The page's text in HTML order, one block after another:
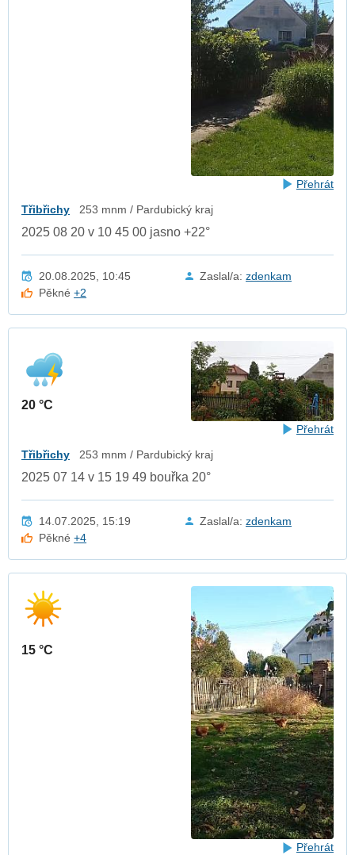
Přehrát
Třibřichy 253 mnm / Pardubický kraj
2025 08 20 v 10 45 00 jasno +22°
20.08.2025, 10:45 Zaslal/a: zdenkam
Pěkné+2
20 °C
Přehrát
Třibřichy 253 mnm / Pardubický kraj
2025 07 14 v 15 19 49 bouřka 20°
14.07.2025, 15:19 Zaslal/a: zdenkam
Pěkné+4
15 °C
Přehrát